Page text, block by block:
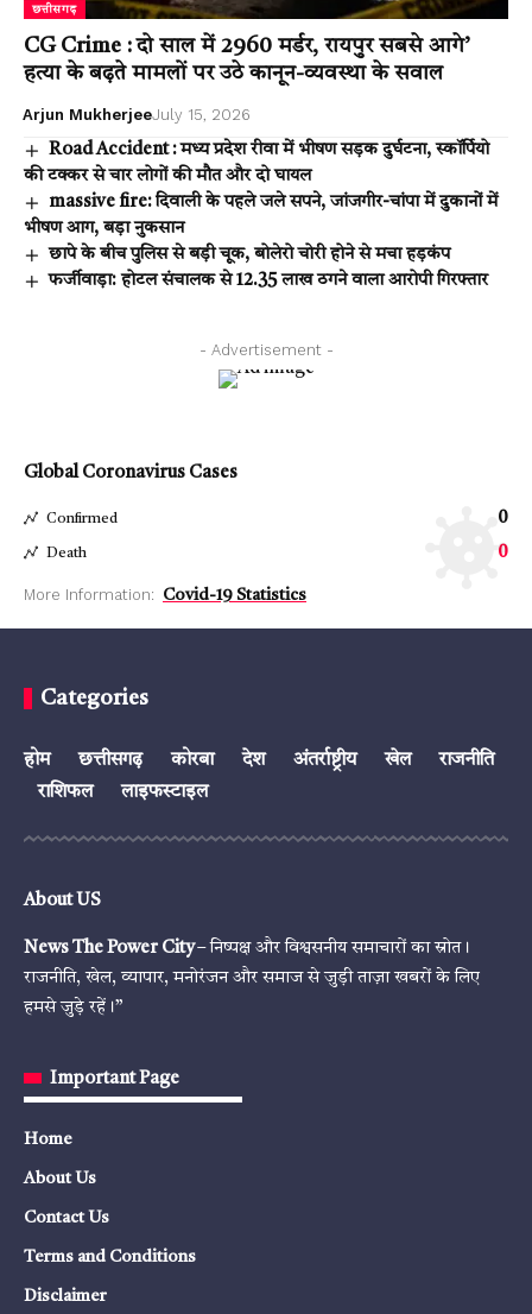
छत्तीसगढ़
CG Crime : दो साल में 2960 मर्डर, रायपुर सबसे आगे’
हत्या के बढ़ते मामलों पर उठे कानून-व्यवस्था के सवाल
Arjun MukherjeeJuly 15, 2026
Road Accident : मध्य प्रदेश रीवा में भीषण सड़क दुर्घटना, स्कॉर्पियो
की टक्कर से चार लोगों की मौत और दो घायल
massive fire: दिवाली के पहले जले सपने, जांजगीर-चांपा में दुकानों में
भीषण आग, बड़ा नुकसान
छापे के बीच पुलिस से बड़ी चूक, बोलेरो चोरी होने से मचा हड़कंप
फर्जीवाड़ा: होटल संचालक से 12.35 लाख ठगने वाला आरोपी गिरफ्तार
- Advertisement -
Global Coronavirus Cases
Confirmed 0
Death 0
More Information: Covid-19 Statistics
Categories
होम छत्तीसगढ़ कोरबा देश अंतर्राष्ट्रीय खेल
राजनीति
राशिफल
लाइफस्टाइल
About US
News The Power City– निष्पक्ष और विश्वसनीय समाचारों का स्रोत।
राजनीति, खेल, व्यापार, मनोरंजन और समाज से जुड़ी ताज़ा खबरों के लिए
हमसे जुड़े रहें।”
Important Page
Home
About Us
Contact Us
Terms and Conditions
Disclaimer